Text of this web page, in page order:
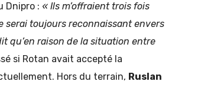
Dnipro : « Ils m’offraient trois fois
serai toujours reconnaissant envers
qu’en raison de la situation entre
si Rotan avait accepté la
Hors du terrain, Ruslan